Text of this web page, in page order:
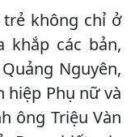
không chỉ ở
khắp các bản,
Nguyên,
hiệp Phụ nữ và
ông Triệu Vàn